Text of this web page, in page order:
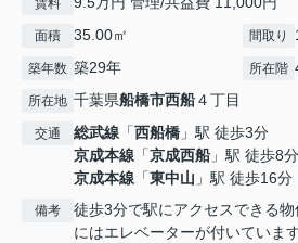
賃料
面積 35.00㎡ 間取り
築年数 築29年 所在階
所在地 千葉県船橋市西船４丁目
交通 総武線 「西船橋 」駅 徒歩3分
京成本線 「京成西船」駅 徒歩8分
京成本線 「東中山 」駅 徒歩16分
備考
徒歩3分で駅にアクセスできる
にはエレベーターが付いていま